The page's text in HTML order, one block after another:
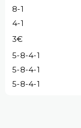
8-1
4-1
3€
5-8-4-1
5-8-4-1
5-8-4-1